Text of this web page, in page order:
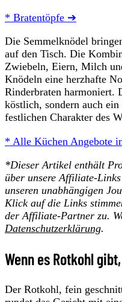
* Bratentöpfe ➔
Die Semmelknödel
auf den Tisch. Die
Zwiebeln, Eiern, Milch
Knödeln eine herzhafte
Rinderbraten harmoniert.
köstlich, sondern auch
festlichen Charakter des
* Alle Küchen Angebote
*Dieser Artikel enthält
über unsere Affiliate-
unseren unabhängigen
Klick auf die Links
der Affiliate-Partner zu.
Datenschutzerklärung.
Wenn es Rotkohl
Der Rotkohl, fein